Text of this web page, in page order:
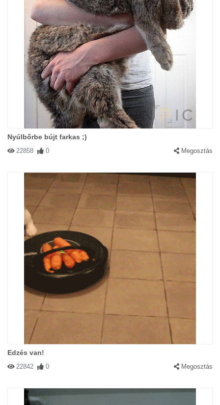
Nyúlbőrbe bújt farkas ;)
22858 0 Megosztás
Edzés van!
22842 0 Megosztás